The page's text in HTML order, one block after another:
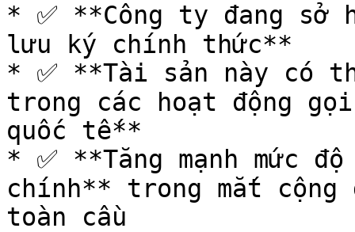
* ✅ **Công ty đang sở
lưu ký chính thức**
* ✅ **Tài sản này có
trong các hoạt động
quốc tế**
* ✅ **Tăng mạnh mức
chính** trong mắt
toàn cầu